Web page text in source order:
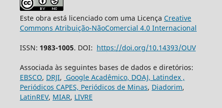
Este obra está licenciado com uma Licença Creative
Commons Atribuição-NãoComercial 4.0 Internacional
ISSN: 1983-1005. DOI: https://doi.org/10.14393/OUV
Associada às seguintes bases de dados e diretórios:
EBSCO, DRJI, Google Acadêmico, DOAJ, Latindex ,
Periódicos CAPES, Periódicos de Minas, Diadorim,
LatinREV, MIAR, LIVRE